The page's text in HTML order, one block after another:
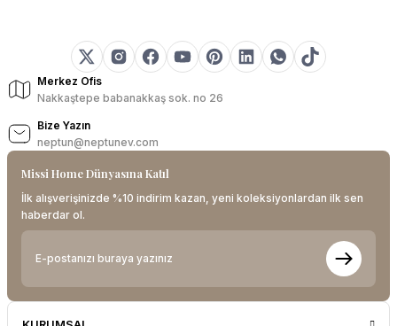
Merkez Ofis
Nakkaştepe babanakkaş sok. no 26
Bize Yazın
neptun@neptunev.com
Missi Home Dünyasına Katıl
İlk alışverişinizde %10 indirim kazan, yeni koleksiyonlardan ilk sen
haberdar ol.